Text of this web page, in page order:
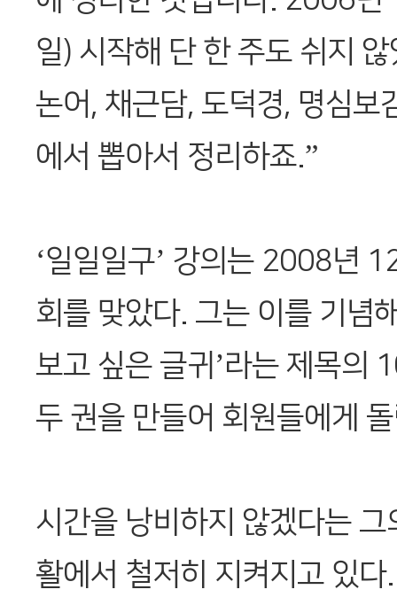
일) 시작해 단 한 주도 쉬지
논어, 채근담, 도덕경, 명심보
에서 뽑아서 정리하죠.”
‘일일일구’ 강의는 2008년
회를 맞았다. 그는 이를 기념
보고 싶은 글귀’라는 제목의
두 권을 만들어 회원들에게
시간을 낭비하지 않겠다는
활에서 철저히 지켜지고 있